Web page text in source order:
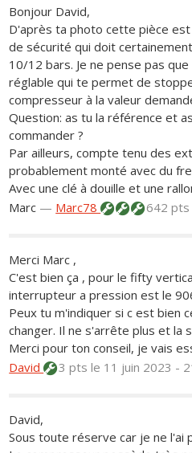
Bonjour David,
D'après ta photo cette pièce
de sécurité qui doit
10/12 bars. Je ne pense pas
réglable qui te permet de
compresseur à la valeur
Question: as tu la référence et
commander ?
Par ailleurs, compte tenu des
probablement monté avec du
Avec une clé à douille et une
Marc — Marc78 642
Merci Marc ,
C'est bien ça , pour le fifty
interrupteur a pression est le
Peux tu m'indiquer si c est bien
changer. Il ne s'arrête plus et la
Merci pour ton conseil, je vais
David
3 ptsle 11 juin 2023 -
David,
Sous toute réserve car je ne l'ai